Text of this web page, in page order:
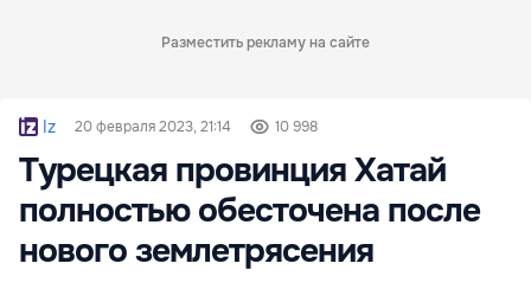
Разместить рекламу на сайте
Iz 20 февраля 2023, 21:14 10 998
Турецкая провинция Хатай
полностью обесточена после
нового землетрясения